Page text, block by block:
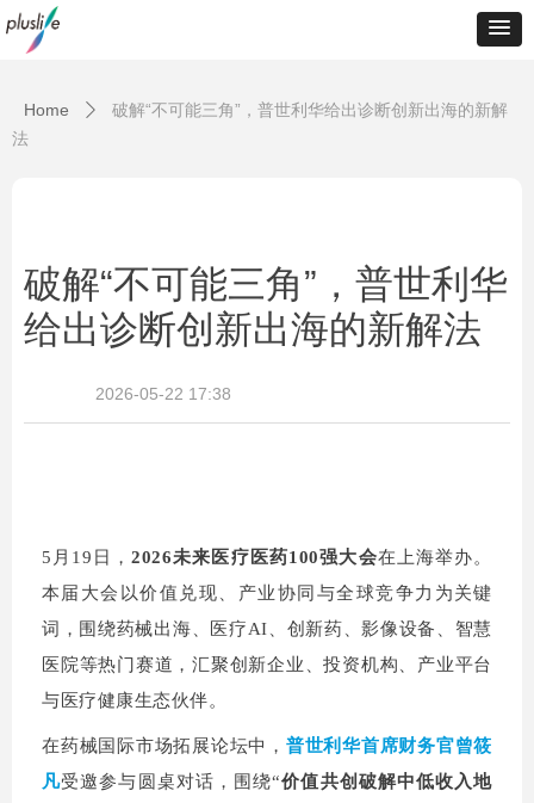
破解“不可能三角”，普世利华
给出诊断创新出海的新解法
5月19日，2026未来医疗医药100强大会在上海举办。
本届大会以价值兑现、产业协同与全球竞争力为关键
词，围绕药械出海、医疗AI、创新药、影像设备、智慧
医院等热门赛道，汇聚创新企业、投资机构、产业平台
与医疗健康生态伙伴。
在药械国际市场拓展论坛中， 普世利华首席财务官曾筱
凡受邀参与圆桌对话，围绕“价值共创破解中低收入地
2026-05-22 17:38
Home ꄲ
破解“不可能三角”，普世利华给出诊断创新出海的新解
法